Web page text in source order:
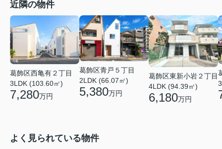
近隣の物件
葛飾区西亀有２丁目
3LDK (103.60㎡)
7,280万円
葛飾区青戸５丁目
2LDK (66.07㎡)
5,380万円
葛飾区東新小岩２丁目
4LDK (94.39㎡)
6,180万円
よく見られている物件